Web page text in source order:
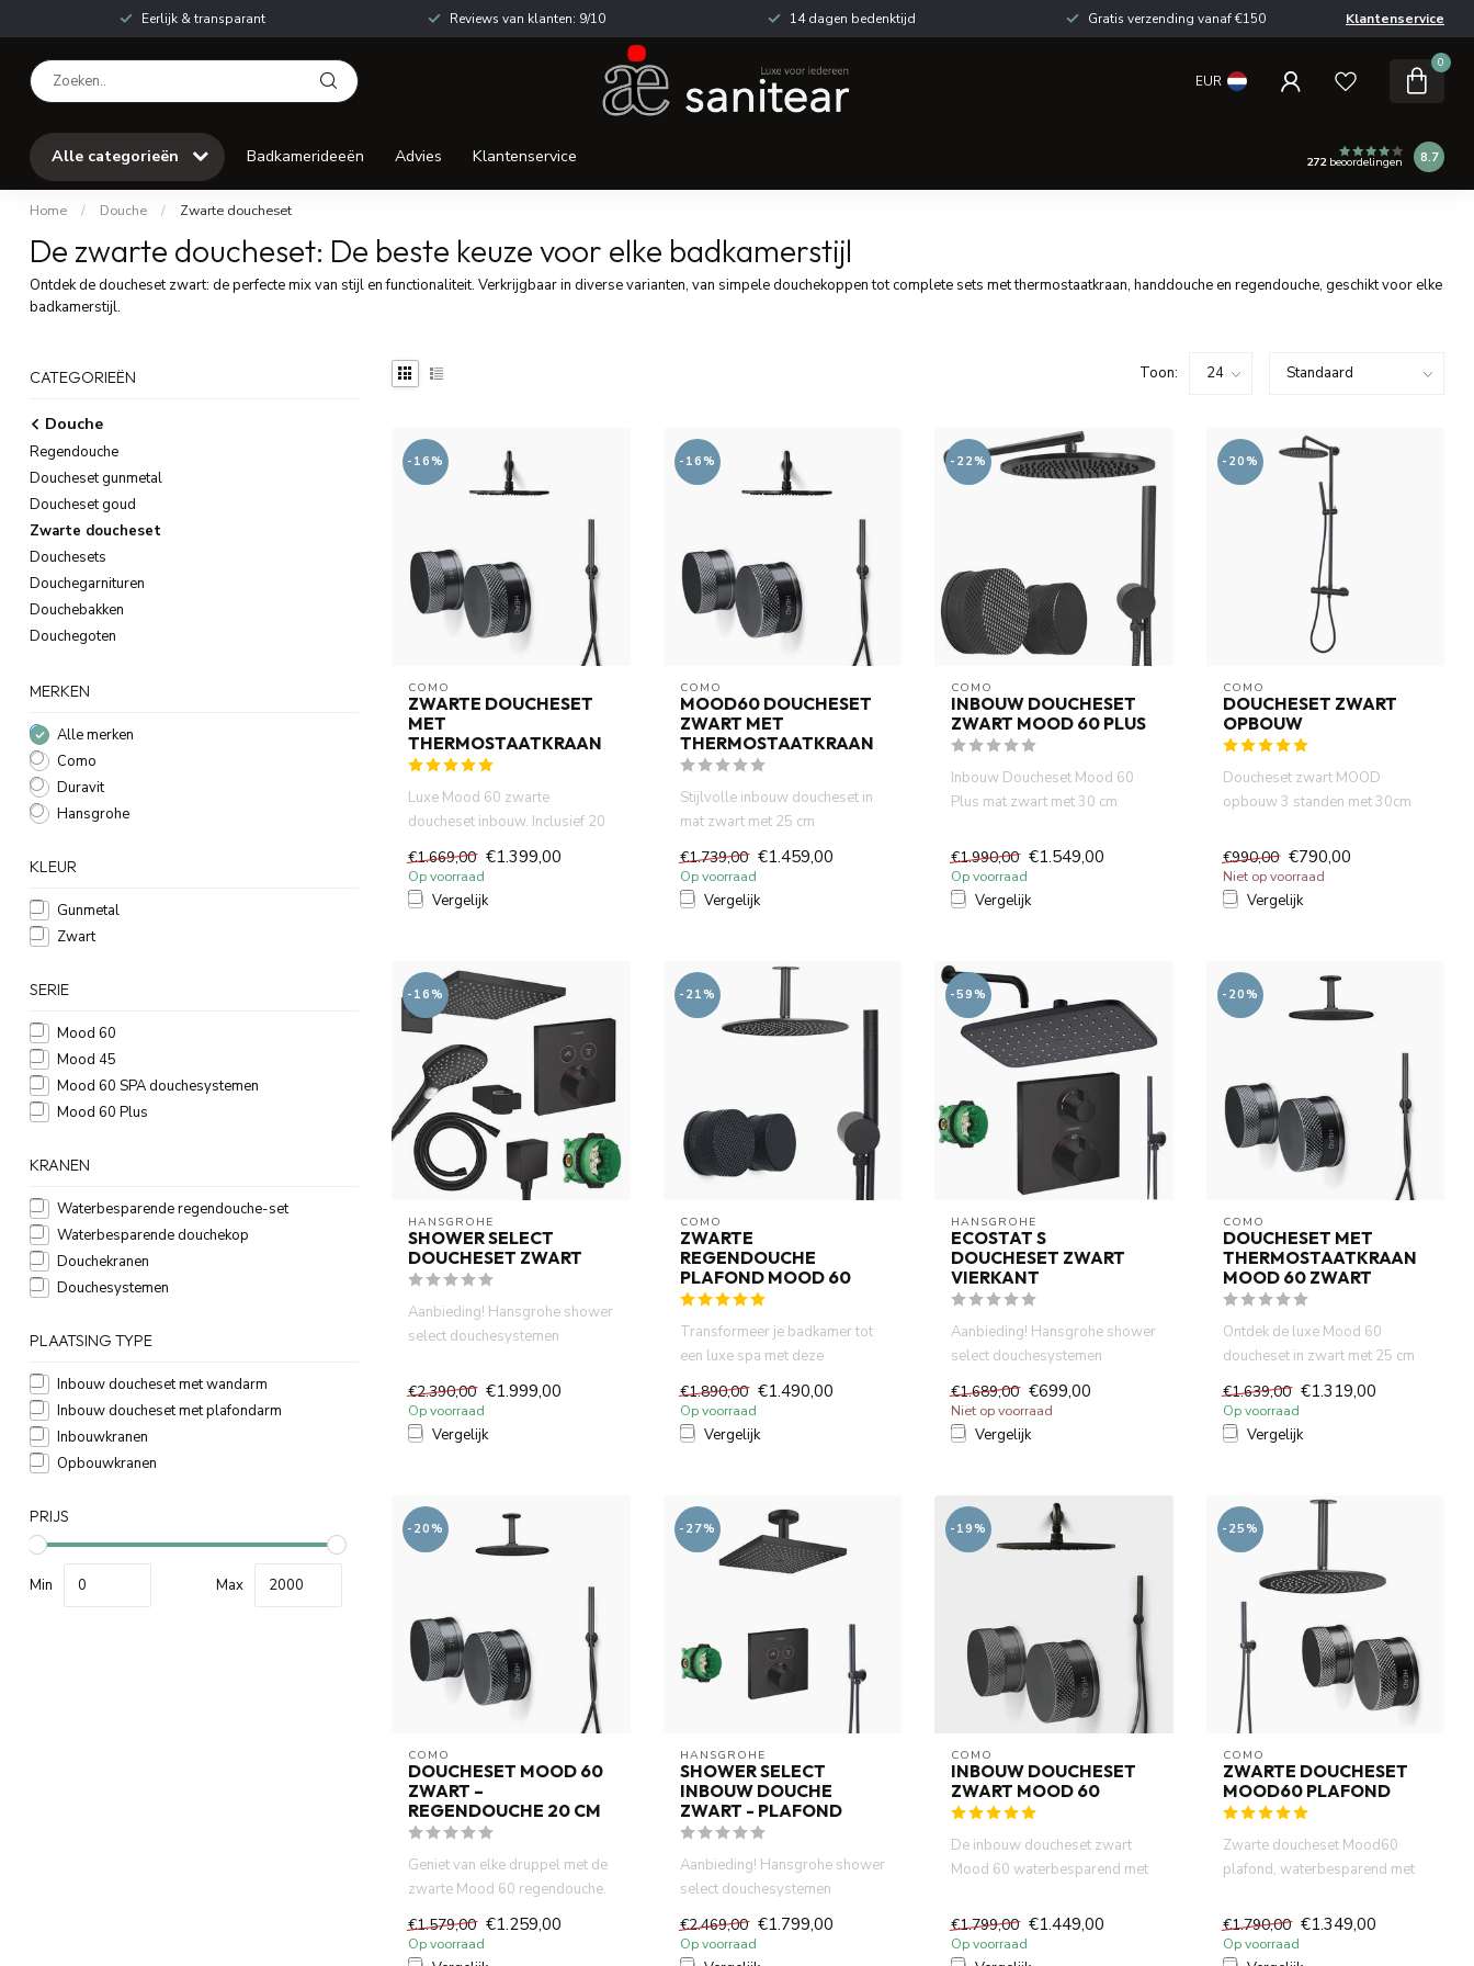
Eerlijk & transparant Reviews van klanten: 9/10 14 dagen bedenktijd Gratis verzending vanaf €150 Klantenservice
EUR
0
Alle categorieën Badkamerideeën Advies Klantenservice 272beoordelingen 8.7
Home / Douche / Zwarte doucheset
De zwarte doucheset: De beste keuze voor elke badkamerstijl
Ontdek de doucheset zwart: de perfecte mix van stijl en functionaliteit. Verkrijgbaar in diverse varianten, van simpele douchekoppen tot complete sets met thermostaatkraan, handdouche en regendouche, geschikt voor elke
badkamerstijl.
CATEGORIEËN
Douche
Regendouche
Doucheset gunmetal
Doucheset goud
Zwarte doucheset
Douchesets
Douchegarnituren
Douchebakken
Douchegoten
MERKEN
Alle merken
Como
Duravit
Hansgrohe
KLEUR
Gunmetal
Zwart
SERIE
Mood 60
Mood 45
Mood 60 SPA douchesystemen
Mood 60 Plus
KRANEN
Waterbesparende regendouche-set
Waterbesparende douchekop
Douchekranen
Douchesystemen
PLAATSING TYPE
Inbouw doucheset met wandarm
Inbouw doucheset met plafondarm
Inbouwkranen
Opbouwkranen
PRIJS
Min Max
Toon:
-16%
COMO
ZWARTE DOUCHESET
MET
THERMOSTAATKRAAN
Luxe Mood 60 zwarte
doucheset inbouw. Inclusief 20
cm regendouche, handdouche
en...
€1.669,00 €1.399,00
Op voorraad
Vergelijk
-16%
COMO
MOOD60 DOUCHESET
ZWART MET
THERMOSTAATKRAAN
Stijlvolle inbouw doucheset in
mat zwart met 25 cm
regendouche. Luxe design,
wat...
€1.739,00 €1.459,00
Op voorraad
Vergelijk
-22%
COMO
INBOUW DOUCHESET
ZWART MOOD 60 PLUS
Inbouw Doucheset Mood 60
Plus mat zwart met 30 cm
ingebouwd...
€1.990,00 €1.549,00
Op voorraad
Vergelijk
-20%
COMO
DOUCHESET ZWART
OPBOUW
Doucheset zwart MOOD
opbouw 3 standen met 30cm
douc...
€990,00 €790,00
Niet op voorraad
Vergelijk
-16%
HANSGROHE
SHOWER SELECT
DOUCHESET ZWART
Aanbieding! Hansgrohe shower
select douchesystemen
af...
€2.390,00 €1.999,00
Op voorraad
Vergelijk
-21%
COMO
ZWARTE
REGENDOUCHE
PLAFOND MOOD 60
Transformeer je badkamer tot
een luxe spa met deze
regendouc...
€1.890,00 €1.490,00
Op voorraad
Vergelijk
-59%
HANSGROHE
ECOSTAT S
DOUCHESET ZWART
VIERKANT
Aanbieding! Hansgrohe shower
select douchesystemen
af...
€1.689,00 €699,00
Niet op voorraad
Vergelijk
-20%
COMO
DOUCHESET MET
THERMOSTAATKRAAN
MOOD 60 ZWART
Ontdek de luxe Mood 60
doucheset in zwart met 25 cm
thermostaatkraa...
€1.639,00 €1.319,00
Op voorraad
Vergelijk
-20%
COMO
DOUCHESET MOOD 60
ZWART –
REGENDOUCHE 20 CM
Geniet van elke druppel met de
zwarte Mood 60 regendouche.
20 cm comfort, slimme...
€1.579,00 €1.259,00
Op voorraad
-27%
HANSGROHE
SHOWER SELECT
INBOUW DOUCHE
ZWART - PLAFOND
Aanbieding! Hansgrohe shower
select douchesystemen
.Thermostatisch inbouwdeel
af...
€2.469,00 €1.799,00
Op voorraad
-19%
COMO
INBOUW DOUCHESET
ZWART MOOD 60
De inbouw doucheset zwart
Mood 60 waterbesparend met
€1.799,00 €1.449,00
Op voorraad
-25%
COMO
ZWARTE DOUCHESET
MOOD60 PLAFOND
Zwarte doucheset Mood60
plafond, waterbesparend met
hoofddou...
€1.790,00 €1.349,00
Op voorraad